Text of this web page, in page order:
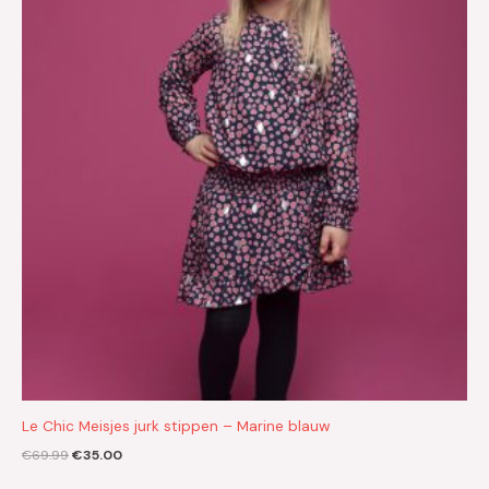
Le Chic Meisjes jurk stippen – Marine blauw
€69.99€35.00